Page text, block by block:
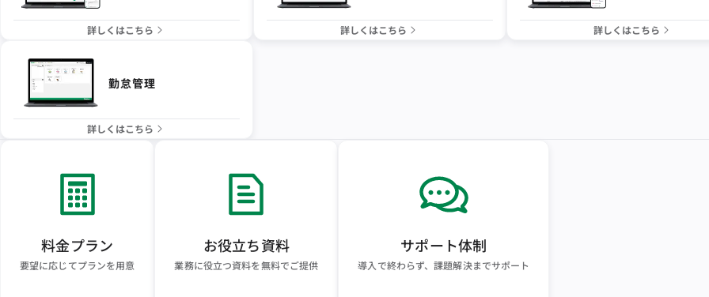
詳しくはこちら 詳しくはこちら 詳しくはこちら
勤怠管理
詳しくはこちら
料金プラン
要望に応じてプランを用意
お役立ち資料
業務に役立つ資料を無料でご提供
サポート体制
導入で終わらず、課題解決までサポート